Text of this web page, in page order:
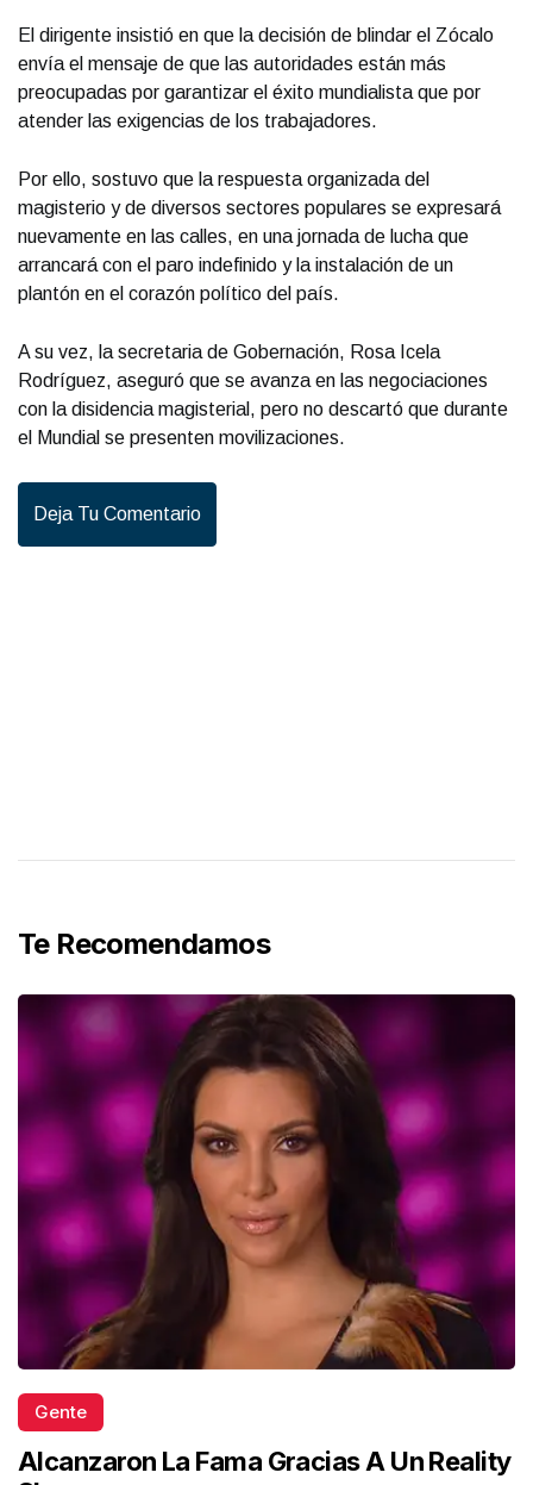
El dirigente insistió en que la decisión de blindar el Zócalo
envía el mensaje de que las autoridades están más
preocupadas por garantizar el éxito mundialista que por
atender las exigencias de los trabajadores.
Por ello, sostuvo que la respuesta organizada del
magisterio y de diversos sectores populares se expresará
nuevamente en las calles, en una jornada de lucha que
arrancará con el paro indefinido y la instalación de un
plantón en el corazón político del país.
A su vez, la secretaria de Gobernación, Rosa Icela
Rodríguez, aseguró que se avanza en las negociaciones
con la disidencia magisterial, pero no descartó que durante
el Mundial se presenten movilizaciones.
Deja Tu Comentario
Te Recomendamos
Gente
Alcanzaron La Fama Gracias A Un Reality